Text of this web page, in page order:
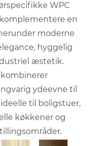
WPC
en
moderne
hyggelig
æstetik.
ydeevne til
til boligstuer,
køkkener og